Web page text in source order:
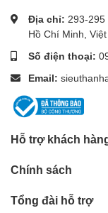
Địa chỉ: 293-
Hồ Chí Minh,
Số điện thoại:
Email:
Hỗ trợ khách
Chính sách
Tổng đài hỗ trợ